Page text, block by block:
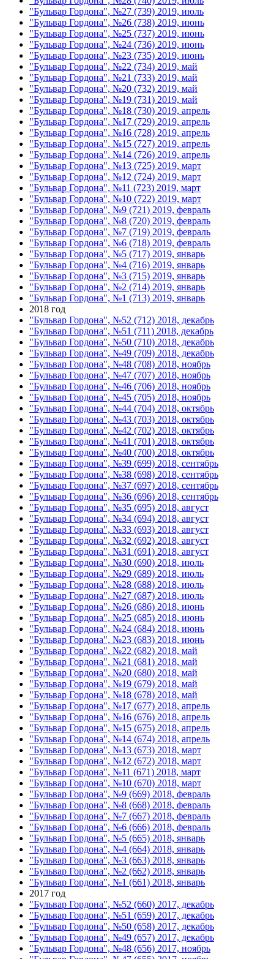
"Бульвар Гордона", №27 (739) 2019, июль
"Бульвар Гордона", №26 (738) 2019, июнь
"Бульвар Гордона", №25 (737) 2019, июнь
"Бульвар Гордона", №24 (736) 2019, июнь
"Бульвар Гордона", №23 (735) 2019, июнь
"Бульвар Гордона", №22 (734) 2019, май
"Бульвар Гордона", №21 (733) 2019, май
"Бульвар Гордона", №20 (732) 2019, май
"Бульвар Гордона", №19 (731) 2019, май
"Бульвар Гордона", №18 (730) 2019, апрель
"Бульвар Гордона", №17 (729) 2019, апрель
"Бульвар Гордона", №16 (728) 2019, апрель
"Бульвар Гордона", №15 (727) 2019, апрель
"Бульвар Гордона", №14 (726) 2019, апрель
"Бульвар Гордона", №13 (725) 2019, март
"Бульвар Гордона", №12 (724) 2019, март
"Бульвар Гордона", №11 (723) 2019, март
"Бульвар Гордона", №10 (722) 2019, март
"Бульвар Гордона", №9 (721) 2019, февраль
"Бульвар Гордона", №8 (720) 2019, февраль
"Бульвар Гордона", №7 (719) 2019, февраль
"Бульвар Гордона", №6 (718) 2019, февраль
"Бульвар Гордона", №5 (717) 2019, январь
"Бульвар Гордона", №4 (716) 2019, январь
"Бульвар Гордона", №3 (715) 2019, январь
"Бульвар Гордона", №2 (714) 2019, январь
"Бульвар Гордона", №1 (713) 2019, январь
2018 год
"Бульвар Гордона", №52 (712) 2018, декабрь
"Бульвар Гордона", №51 (711) 2018, декабрь
"Бульвар Гордона", №50 (710) 2018, декабрь
"Бульвар Гордона", №49 (709) 2018, декабрь
"Бульвар Гордона", №48 (708) 2018, ноябрь
"Бульвар Гордона", №47 (707) 2018, ноябрь
"Бульвар Гордона", №46 (706) 2018, ноябрь
"Бульвар Гордона", №45 (705) 2018, ноябрь
"Бульвар Гордона", №44 (704) 2018, октябрь
"Бульвар Гордона", №43 (703) 2018, октябрь
"Бульвар Гордона", №42 (702) 2018, октябрь
"Бульвар Гордона", №41 (701) 2018, октябрь
"Бульвар Гордона", №40 (700) 2018, октябрь
"Бульвар Гордона", №39 (699) 2018, сентябрь
"Бульвар Гордона", №38 (698) 2018, сентябрь
"Бульвар Гордона", №37 (697) 2018, сентябрь
"Бульвар Гордона", №36 (696) 2018, сентябрь
"Бульвар Гордона", №35 (695) 2018, август
"Бульвар Гордона", №34 (694) 2018, август
"Бульвар Гордона", №33 (693) 2018, август
"Бульвар Гордона", №32 (692) 2018, август
"Бульвар Гордона", №31 (691) 2018, август
"Бульвар Гордона", №30 (690) 2018, июль
"Бульвар Гордона", №29 (689) 2018, июль
"Бульвар Гордона", №28 (688) 2018, июль
"Бульвар Гордона", №27 (687) 2018, июль
"Бульвар Гордона", №26 (686) 2018, июнь
"Бульвар Гордона", №25 (685) 2018, июнь
"Бульвар Гордона", №24 (684) 2018, июнь
"Бульвар Гордона", №23 (683) 2018, июнь
"Бульвар Гордона", №22 (682) 2018, май
"Бульвар Гордона", №21 (681) 2018, май
"Бульвар Гордона", №20 (680) 2018, май
"Бульвар Гордона", №19 (679) 2018, май
"Бульвар Гордона", №18 (678) 2018, май
"Бульвар Гордона", №17 (677) 2018, апрель
"Бульвар Гордона", №16 (676) 2018, апрель
"Бульвар Гордона", №15 (675) 2018, апрель
"Бульвар Гордона", №14 (674) 2018, апрель
"Бульвар Гордона", №13 (673) 2018, март
"Бульвар Гордона", №12 (672) 2018, март
"Бульвар Гордона", №11 (671) 2018, март
"Бульвар Гордона", №10 (670) 2018, март
"Бульвар Гордона", №9 (669) 2018, февраль
"Бульвар Гордона", №8 (668) 2018, февраль
"Бульвар Гордона", №7 (667) 2018, февраль
"Бульвар Гордона", №6 (666) 2018, февраль
"Бульвар Гордона", №5 (665) 2018, январь
"Бульвар Гордона", №4 (664) 2018, январь
"Бульвар Гордона", №3 (663) 2018, январь
"Бульвар Гордона", №2 (662) 2018, январь
"Бульвар Гордона", №1 (661) 2018, январь
2017 год
"Бульвар Гордона", №52 (660) 2017, декабрь
"Бульвар Гордона", №51 (659) 2017, декабрь
"Бульвар Гордона", №50 (658) 2017, декабрь
"Бульвар Гордона", №49 (657) 2017, декабрь
"Бульвар Гордона", №48 (656) 2017, ноябрь